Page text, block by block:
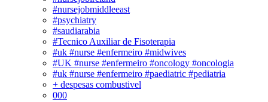
#nursejobmiddleeast
#psychiatry
#saudiarabia
#Tecnico Auxiliar de Fisoterapia
#uk #nurse #enfermeiro #midwives
#UK #nurse #enfermeiro #oncology #oncologia
#uk #nurse #enfermeiro #paediatric #pediatria
+ despesas combustivel
000